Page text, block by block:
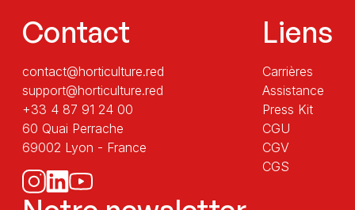
Contact
contact@horticulture.red
support@horticulture.red
+33 4 87 91 24 00
60 Quai Perrache
69002 Lyon - France
Liens
Carrières
Assistance
Press Kit
CGU
CGV
CGS